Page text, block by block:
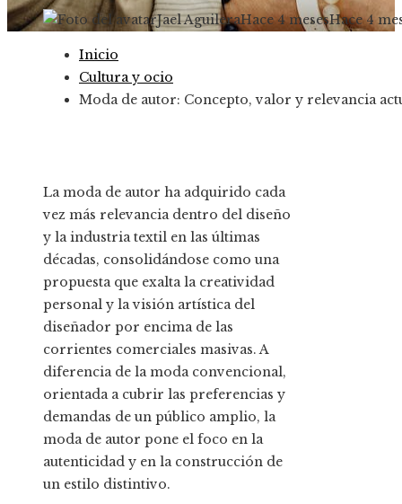
Jael AguileraHace 4 mesesHace 4
Inicio
Cultura y ocio
Moda de autor: Concepto, valor y relevancia
La moda de autor ha adquirido cada
vez más relevancia dentro del diseño
y la industria textil en las últimas
décadas, consolidándose como una
propuesta que exalta la creatividad
personal y la visión artística del
diseñador por encima de las
corrientes comerciales masivas. A
diferencia de la moda convencional,
orientada a cubrir las preferencias y
demandas de un público amplio, la
moda de autor pone el foco en la
autenticidad y en la construcción de
un estilo distintivo.